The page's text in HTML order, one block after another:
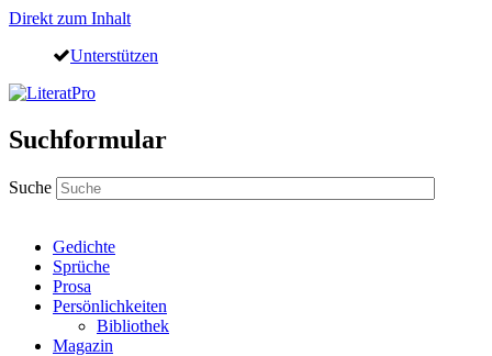
Direkt zum Inhalt
Unterstützen
Suchformular
Suche
Gedichte
Sprüche
Prosa
Persönlichkeiten
Bibliothek
Magazin